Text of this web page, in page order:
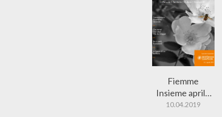
Fiemme
Insieme aprile
2019
10.04.2019